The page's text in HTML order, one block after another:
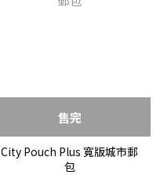
售完
City Pouch Plus 寬版城市郵
包